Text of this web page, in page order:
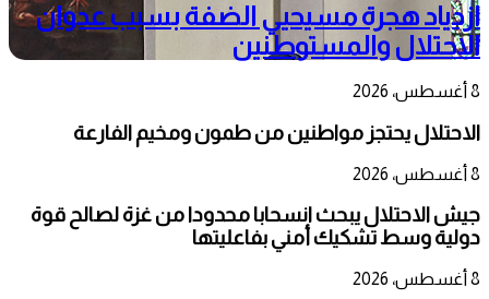
ازدياد هجرة مسيحيي الضفة بسبب عدوان
الاحتلال والمستوطنين
8 أغسطس، 2026
الاحتلال يحتجز مواطنين من طمون ومخيم الفارعة
8 أغسطس، 2026
جيش الاحتلال يبحث انسحابا محدودا من غزة لصالح قوة
دولية وسط تشكيك أمني بفاعليتها
8 أغسطس، 2026